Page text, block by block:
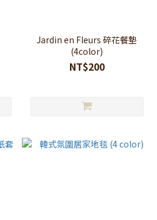
Jardin en Fleurs 碎花餐墊
(4color)
NT$200